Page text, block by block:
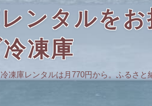
ンタルを
凍庫
凍庫レンタルは月770円から。ふるさと